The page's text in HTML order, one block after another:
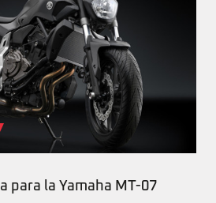
para la Yamaha MT-07